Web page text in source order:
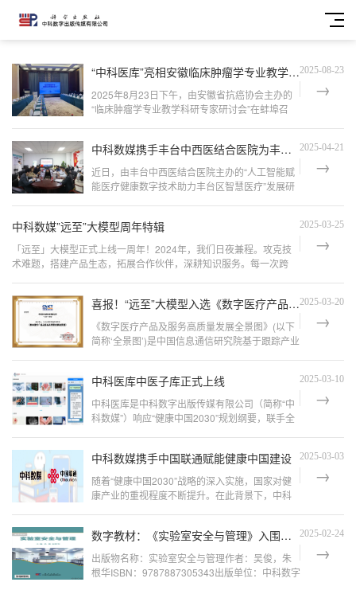
“中科医库”亮相安徽临床肿瘤学专业教学科研专家研讨会助力新时代医学教育2025-08-23
2025年8月23日下午，由安徽省抗癌协会主办的
“临床肿瘤学专业教学科研专家研讨会”在蚌埠召
版机构，以及安徽医科大学、蚌埠医科大学、皖
南医学院等高校，安徽医
中科数媒携手丰台中西医结合医院为丰台区智慧医疗注入数智动力 2025-04-21
近日，由丰台中西医结合医院主办的“‌人工智能赋
能医疗健康数字技术助力丰台区智慧医疗”发展研
发展、长辛先锋、健康先行”为主题，旨在通过探
讨人工智能技术在医疗健康领域的应用，推动
中科数媒”远至”大模型周年特辑 2025-03-25
「远至」大模型正式上线一周年！2024年，我们日夜兼程。攻克技
术难题，搭建产品生态，拓展合作伙伴，深耕知识服务。每一次跨
现实场景。中科数媒愿
喜报！“远至”大模型入选《数字医疗产品及服务高质量发展全景图》2025-03-20
《数字医疗产品及服务高质量发展全景图》(以下
简称‘全景图’)是中国信息通信研究院基于跟踪产业
盖医疗健康行业的信息化产品、服务、解决方案
及企业生态，是数字医疗领域代表性组织的一次
全
中科医库中医子库正式上线 2025-03-10
中科医库是中科数字出版传媒有限公司（简称“中
科数媒”）响应“健康中国2030”规划纲要，联手全
选取临床医学各学科常见、多发及疑难病症的案
例，进行解析、点评并融入理论知识与诊疗要
中科数媒携手中国联通赋能健康中国建设‌ 2025-03-03
随着“健康中国2030”战略的深入实施，国家对健
康产业的重视程度不断提升。在此背景下，中科
“智慧养老”小程序提供健康数据服务。双方旨在通
过深化健康领域的合作，共同为用户提供
数字教材：《实验室安全与管理》入围首批江西省“十四五”规划教材立项名单 2025-02-24
出版物名称：实验室安全与管理作者：吴俊，朱
根华ISBN：9787887305343出版单位：中科数字